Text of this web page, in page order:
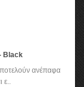
Black
ανέπαφα
ε..